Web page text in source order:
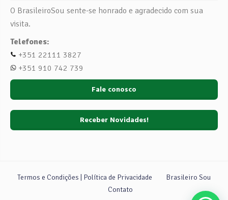
O BrasileiroSou sente-se honrado e agradecido com sua
visita.
Telefones:
+351 22111 3827
+351 910 742 739
Fale conosco
Receber Novidades!
Termos e Condições | Política de Privacidade
Brasileiro Sou
Contato